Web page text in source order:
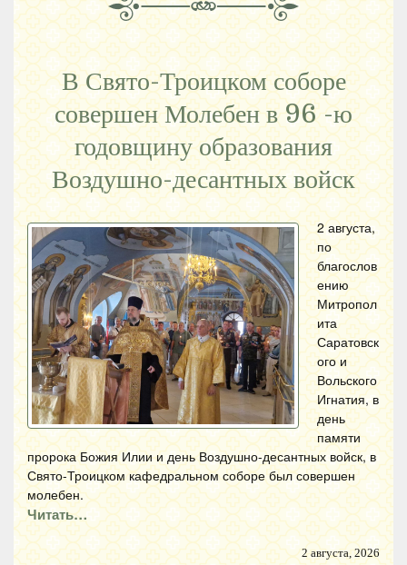
В Свято-Троицком соборе
совершен Молебен в 96 -ю
годовщину образования
Воздушно-десантных войск
2 августа,
по
благослов
ению
Митропол
ита
Саратовск
ого и
Вольского
Игнатия, в
день
памяти
пророка Божия Илии и день Воздушно-десантных войск, в
Свято-Троицком кафедральном соборе был совершен
молебен.
Читать…
2 августа, 2026